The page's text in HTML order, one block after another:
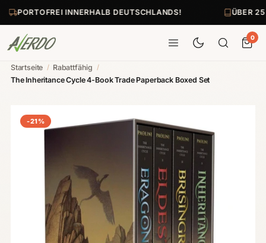
PORTOFREI INNERHALB DEUTSCHLANDS! ÜBER
0
Startseite / Rabattfähig /
The Inheritance Cycle 4-Book Trade Paperback Boxed Set
-21%